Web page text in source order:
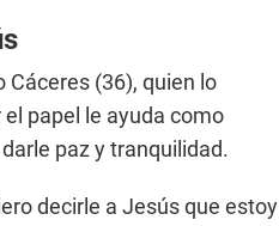
Cáceres (36), quien lo
papel le ayuda como
paz y tranquilidad.
decirle a Jesús que estoy